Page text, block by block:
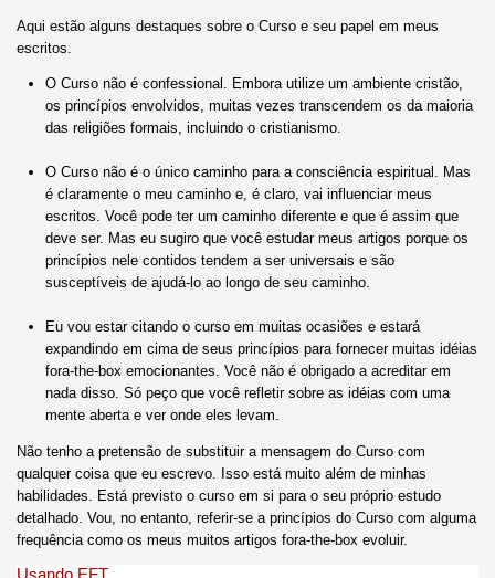
Aqui estão alguns destaques sobre o Curso e seu papel em meus
escritos.
O Curso não é confessional. Embora utilize um ambiente cristão,
os princípios envolvidos, muitas vezes transcendem os da maioria
das religiões formais, incluindo o cristianismo.
O Curso não é o único caminho para a consciência espiritual. Mas
é claramente o meu caminho e, é claro, vai influenciar meus
escritos. Você pode ter um caminho diferente e que é assim que
deve ser. Mas eu sugiro que você estudar meus artigos porque os
princípios nele contidos tendem a ser universais e são
susceptíveis de ajudá-lo ao longo de seu caminho.
Eu vou estar citando o curso em muitas ocasiões e estará
expandindo em cima de seus princípios para fornecer muitas idéias
fora-the-box emocionantes. Você não é obrigado a acreditar em
nada disso. Só peço que você refletir sobre as idéias com uma
mente aberta e ver onde eles levam.
Não tenho a pretensão de substituir a mensagem do Curso com
qualquer coisa que eu escrevo. Isso está muito além de minhas
habilidades. Está previsto o curso em si para o seu próprio estudo
detalhado. Vou, no entanto, referir-se a princípios do Curso com alguma
frequência como os meus muitos artigos fora-the-box evoluir.
Usando EFT